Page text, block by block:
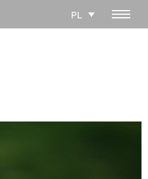
PL